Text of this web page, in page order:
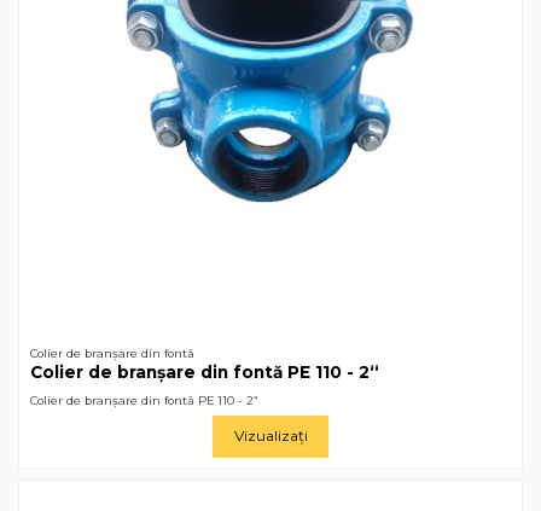
Colier de branșare din fontă
Colier de branșare din fontă РЕ 110 - 2“
Colier de branșare din fontă РЕ 110 - 2“
Vizualizați